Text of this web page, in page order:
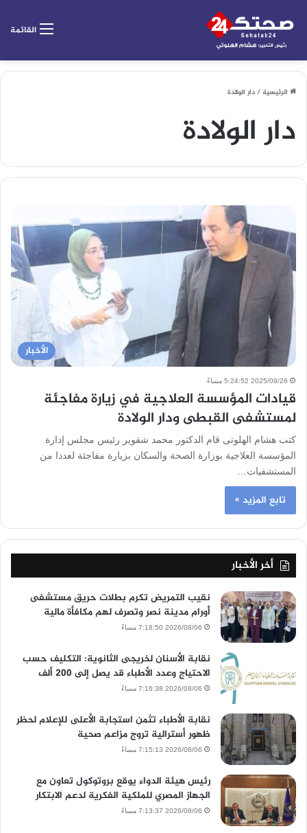
القائمة
الرئيسية/دار الولادة
دار الولادة
الأخبار
2025/09/26 5:24:52 مساءً
قيادات المؤسسة العلاجية في زيارة مفاجئة
لمستشفى القبطى ودار الولادة
كتب هشام الهلوتى قام الدكتور محمد شقوير رئيس مجلس إدارة
المؤسسة العلاجية بوزارة الصحة والسكان بزيارة مفاجئة لعددا من
المستشفيات…
تابع المزيد »
أخر الأخبار
نقيب التمريض تكرم بطلات حريق مستشفى
أورام مدينة نصر وتصرف لهم مكافأة مالية
2026/08/06 7:18:50 مساءً
نقابة الأسنان لخريجى الثانوية: التكليف حسب
الاحتياج وعدد الأطباء قد يصل إلى 200 ألف
2026/08/06 7:16:38 مساءً
نقابة الأطباء تثمن استجابة الأعلى للإعلام لحظر
ظهور أسترالية تروج مزاعم صحية
2026/08/06 7:15:13 مساءً
رئيس هيئة الدواء يوقع بروتوكول تعاون مع
الجهاز المصري للملكية الفكرية لدعم الابتكار
2026/08/06 7:13:37 مساءً